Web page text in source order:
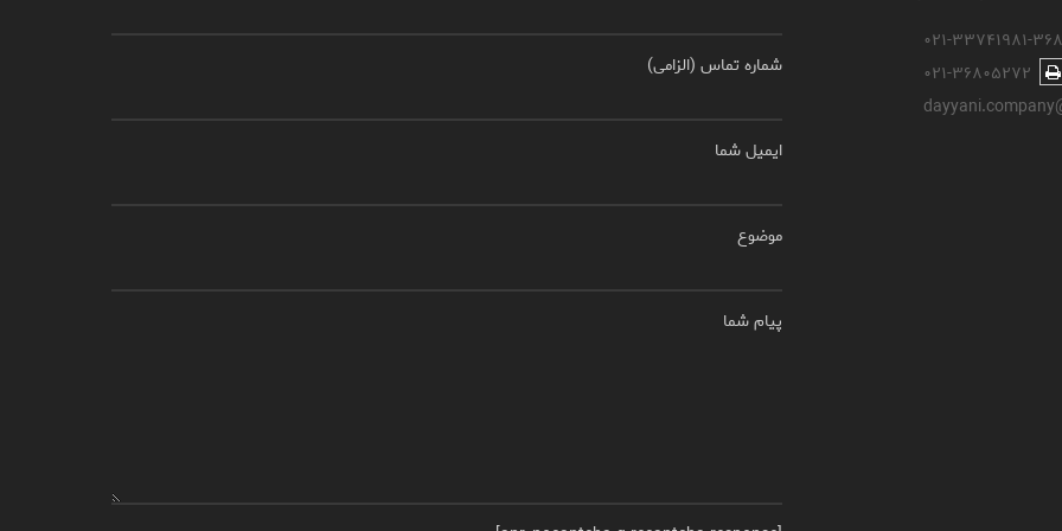
۳۶۸۰۵۹۸۱
۰۲۱-۳۶۸۰۵۲۷۲
شماره تماس (الزامی)
ایمیل شما
موضوع
پیام شما